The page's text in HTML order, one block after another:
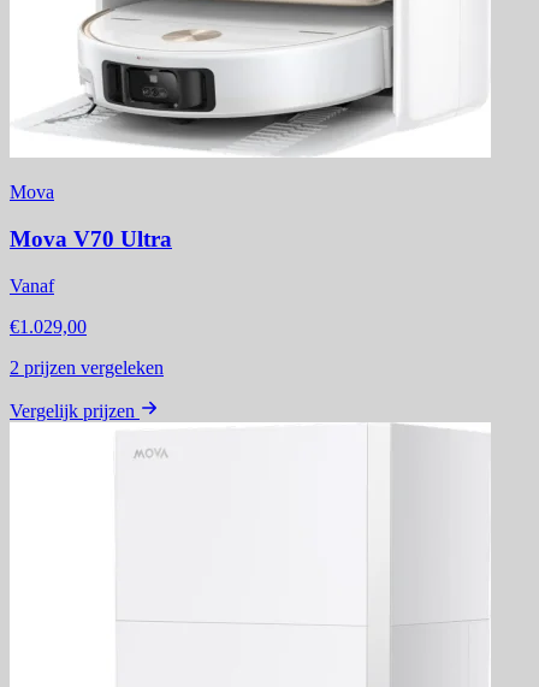
Mova
Mova V70 Ultra
Vanaf
€1.029,00
2 prijzen vergeleken
Vergelijk prijzen